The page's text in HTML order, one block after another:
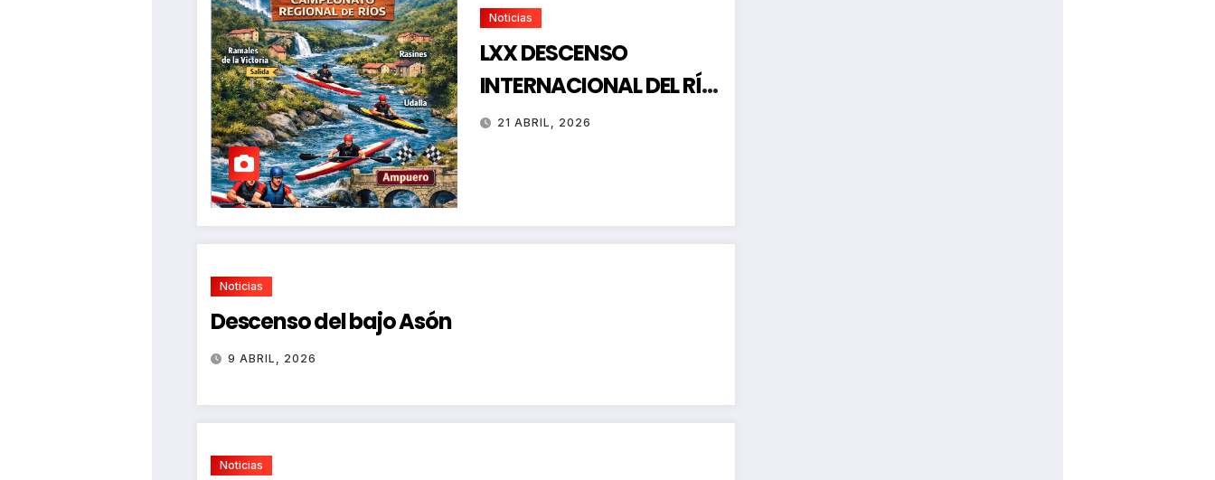
Noticias
LXX DESCENSO
INTERNACIONAL DEL RÍO
ASÓN
21 ABRIL, 2026
Noticias
Descenso del bajo Asón
9 ABRIL, 2026
Noticias